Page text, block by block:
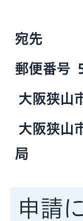
宛先
郵便番号
大阪狭山
大阪狭山
局
申請